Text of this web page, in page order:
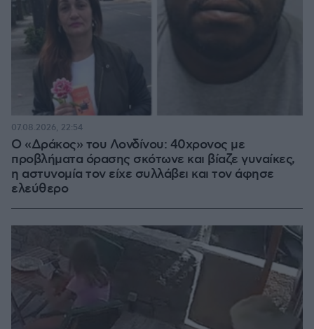
Ο «Δράκος» του Λονδίνου: 40χρονος με
προβλήματα όρασης σκότωνε και βίαζε γυναίκες,
η αστυνομία τον είχε συλλάβει και τον άφησε
ελεύθερο
07.08.2026, 22:54